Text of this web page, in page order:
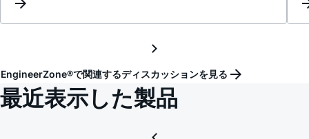
EngineerZone®で関連するディスカッションを見る
最近表示した製品